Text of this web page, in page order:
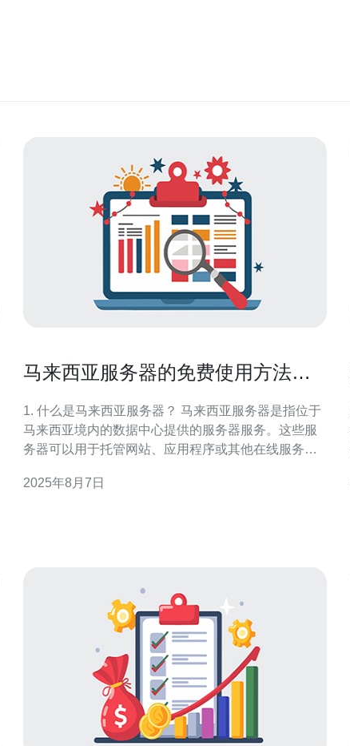
马来西亚服务器的免费使用方法与
1. 什么是马来西亚服务器？ 马来西亚服务器是指位于
马来西亚境内的数据中心提供的服务器服务。这些服
务器可以用于托管网站、应用程序或其他在线服务。
的访问速度较快，适合目标客户群体在该地区的企业
2025年8月7日